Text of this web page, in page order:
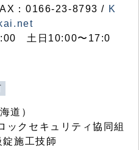
：0166-23-8793 / K
土日10:00〜17:0
道）
ックセキュリティ協同組
施工技師